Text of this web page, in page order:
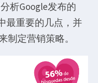
析Google发布的
最重要的几点，并
制定营销策略。